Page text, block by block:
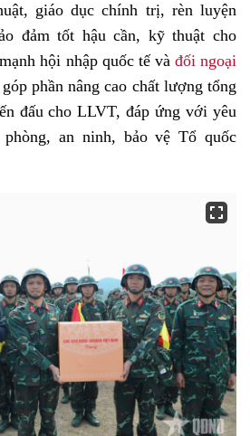
giáo dục chính trị, rèn luyện
đảm tốt hậu cần, kỹ thuật cho
hội nhập quốc tế và đối ngoại
phần nâng cao chất lượng tổng
đấu cho LLVT, đáp ứng với yêu
an ninh, bảo vệ Tổ quốc